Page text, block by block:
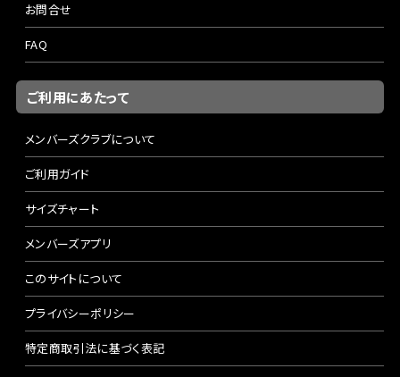
お問合せ
FAQ
ご利用にあたって
メンバーズクラブについて
ご利用ガイド
サイズチャート
メンバーズアプリ
このサイトについて
プライバシーポリシー
特定商取引法に基づく表記